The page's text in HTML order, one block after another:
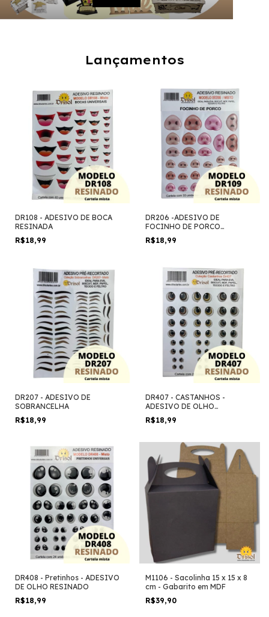
Lançamentos
DR108 - ADESIVO DE BOCA
RESINADA
R$18,99
DR206 -ADESIVO DE
FOCINHO DE PORCO
RESINADO
R$18,99
DR207 - ADESIVO DE
SOBRANCELHA
R$18,99
DR407 - CASTANHOS -
ADESIVO DE OLHO
RESINADO
R$18,99
DR408 - Pretinhos - ADESIVO
DE OLHO RESINADO
R$18,99
M1106 - Sacolinha 15 x 15 x 8
cm - Gabarito em MDF
R$39,90